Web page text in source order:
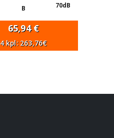
B 70dB
65,94€
4 kpl: 263,76€